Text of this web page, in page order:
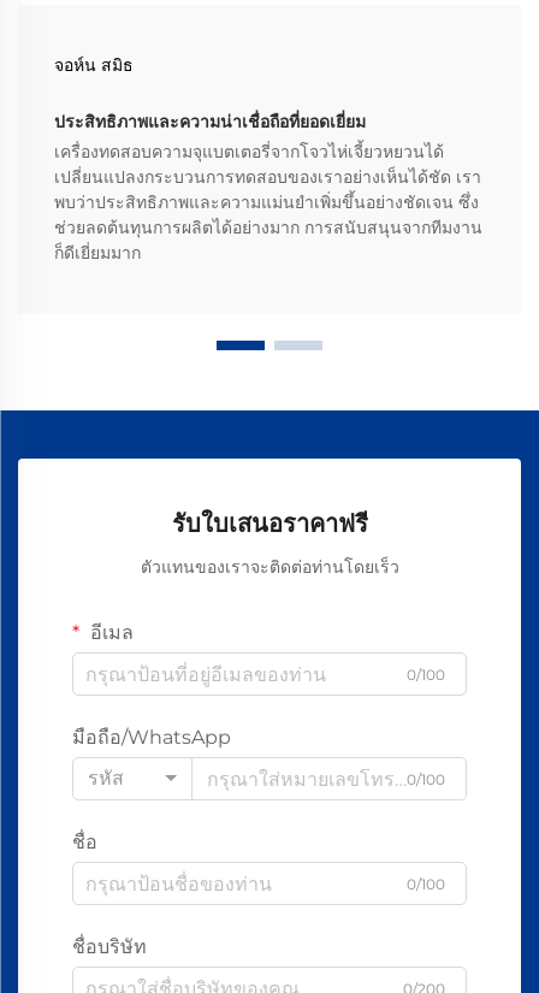
จอห์น สมิธ
ประสิทธิภาพและความน่าเชื่อถือที่ยอดเยี่ยม
เครื่องทดสอบความจุแบตเตอรี่จากโจวไห่เจี้ยวหยวนได้
เปลี่ยนแปลงกระบวนการทดสอบของเราอย่างเห็นได้ชัด เรา
พบว่าประสิทธิภาพและความแม่นยำเพิ่มขึ้นอย่างชัดเจน ซึ่ง
ช่วยลดต้นทุนการผลิตได้อย่างมาก การสนับสนุนจากทีมงาน
ก็ดีเยี่ยมมาก
รับใบเสนอราคาฟรี
ตัวแทนของเราจะติดต่อท่านโดยเร็ว
อีเมล
0/100
มือถือ/WhatsApp
รหัส
0/100
ชื่อ
0/100
ชื่อบริษัท
0/200